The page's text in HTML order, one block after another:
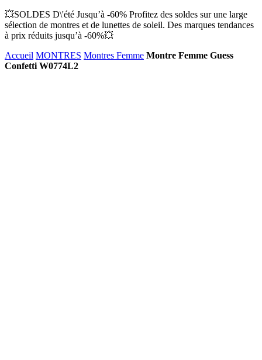
💥SOLDES D\'été Jusqu’à -60% Profitez des soldes sur une large
sélection de montres et de lunettes de soleil. Des marques tendances
à prix réduits jusqu’à -60%💥
Accueil MONTRES Montres Femme Montre Femme Guess
Confetti W0774L2